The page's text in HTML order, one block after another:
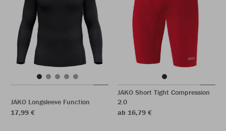
JAKO Longsleeve Function
17,99 €
JAKO Short Tight Compression
2.0
ab 16,79 €